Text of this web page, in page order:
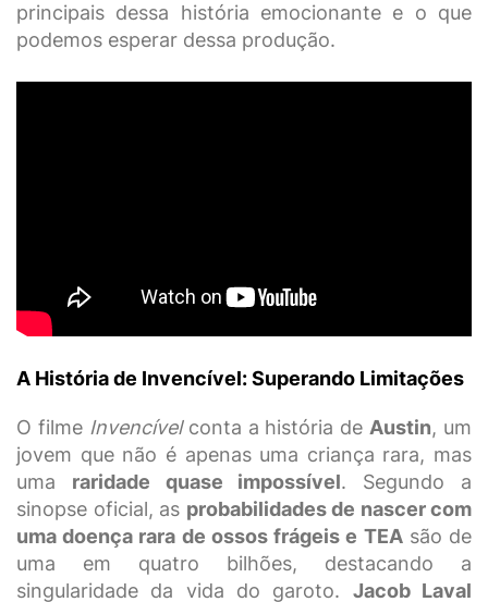
principais dessa história emocionante e o que
podemos esperar dessa produção.
A História de Invencível: Superando Limitações
O filme Invencívelconta a história de Austin, um
jovem que não é apenas uma criança rara, mas
uma raridade quase impossível. Segundo a
sinopse oficial, as probabilidades de nascer com
uma doença rara de ossos frágeis e TEAsão de
uma em quatro bilhões, destacando a
singularidade da vida do garoto. Jacob Laval